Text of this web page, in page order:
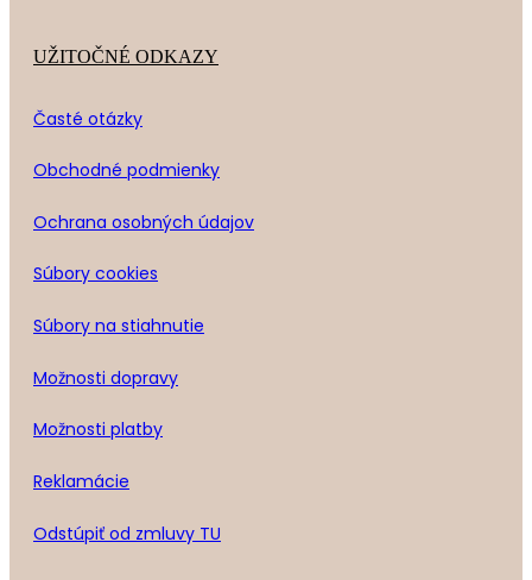
UŽITOČNÉ ODKAZY
Časté otázky
Obchodné podmienky
Ochrana osobných údajov
Súbory cookies
Súbory na stiahnutie
Možnosti dopravy
Možnosti platby
Reklamácie
Odstúpiť od zmluvy TU